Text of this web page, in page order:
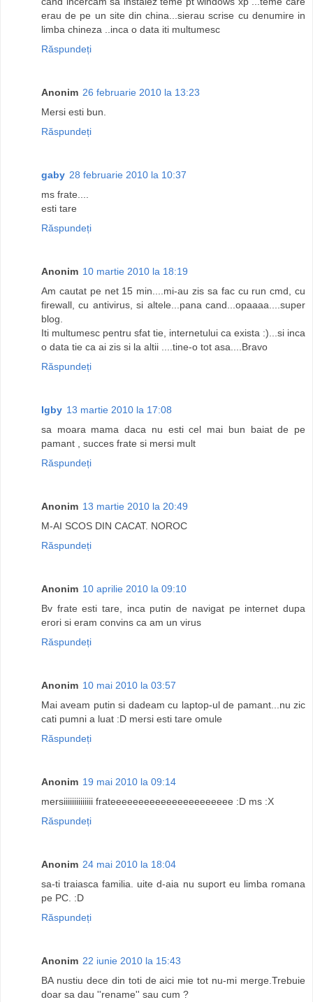
erau de pe un site din china...sierau scrise cu denumire in
limba chineza ..inca o data iti multumesc
Răspundeți
Anonim 26 februarie 2010 la 13:23
Mersi esti bun.
Răspundeți
gaby 28 februarie 2010 la 10:37
ms frate....
esti tare
Răspundeți
Anonim 10 martie 2010 la 18:19
Am cautat pe net 15 min....mi-au zis sa fac cu run cmd, cu
firewall, cu antivirus, si altele...pana cand...opaaaa....super
blog.
Iti multumesc pentru sfat tie, internetului ca exista :)...si inca
o data tie ca ai zis si la altii ....tine-o tot asa....Bravo
Răspundeți
Igby 13 martie 2010 la 17:08
sa moara mama daca nu esti cel mai bun baiat de pe
pamant , succes frate si mersi mult
Răspundeți
Anonim 13 martie 2010 la 20:49
M-AI SCOS DIN CACAT. NOROC
Răspundeți
Anonim 10 aprilie 2010 la 09:10
Bv frate esti tare, inca putin de navigat pe internet dupa
erori si eram convins ca am un virus
Răspundeți
Anonim 10 mai 2010 la 03:57
Mai aveam putin si dadeam cu laptop-ul de pamant...nu zic
cati pumni a luat :D mersi esti tare omule
Răspundeți
Anonim 19 mai 2010 la 09:14
mersiiiiiiiiiiiiii frateeeeeeeeeeeeeeeeeeeeee :D ms :X
Răspundeți
Anonim 24 mai 2010 la 18:04
sa-ti traiasca familia. uite d-aia nu suport eu limba romana
pe PC. :D
Răspundeți
Anonim 22 iunie 2010 la 15:43
BA nustiu dece din toti de aici mie tot nu-mi merge.Trebuie
doar sa dau ''rename'' sau cum ?